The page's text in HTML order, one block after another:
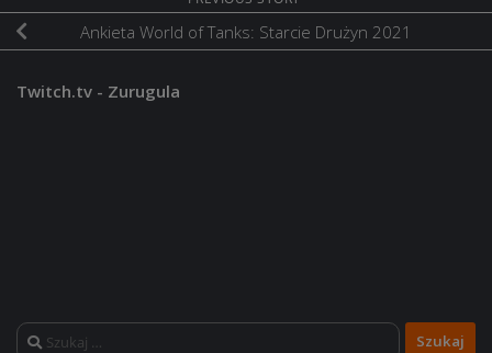
Ankieta World of Tanks: Starcie Drużyn 2021
Twitch.tv - Zurugula
Szukaj: